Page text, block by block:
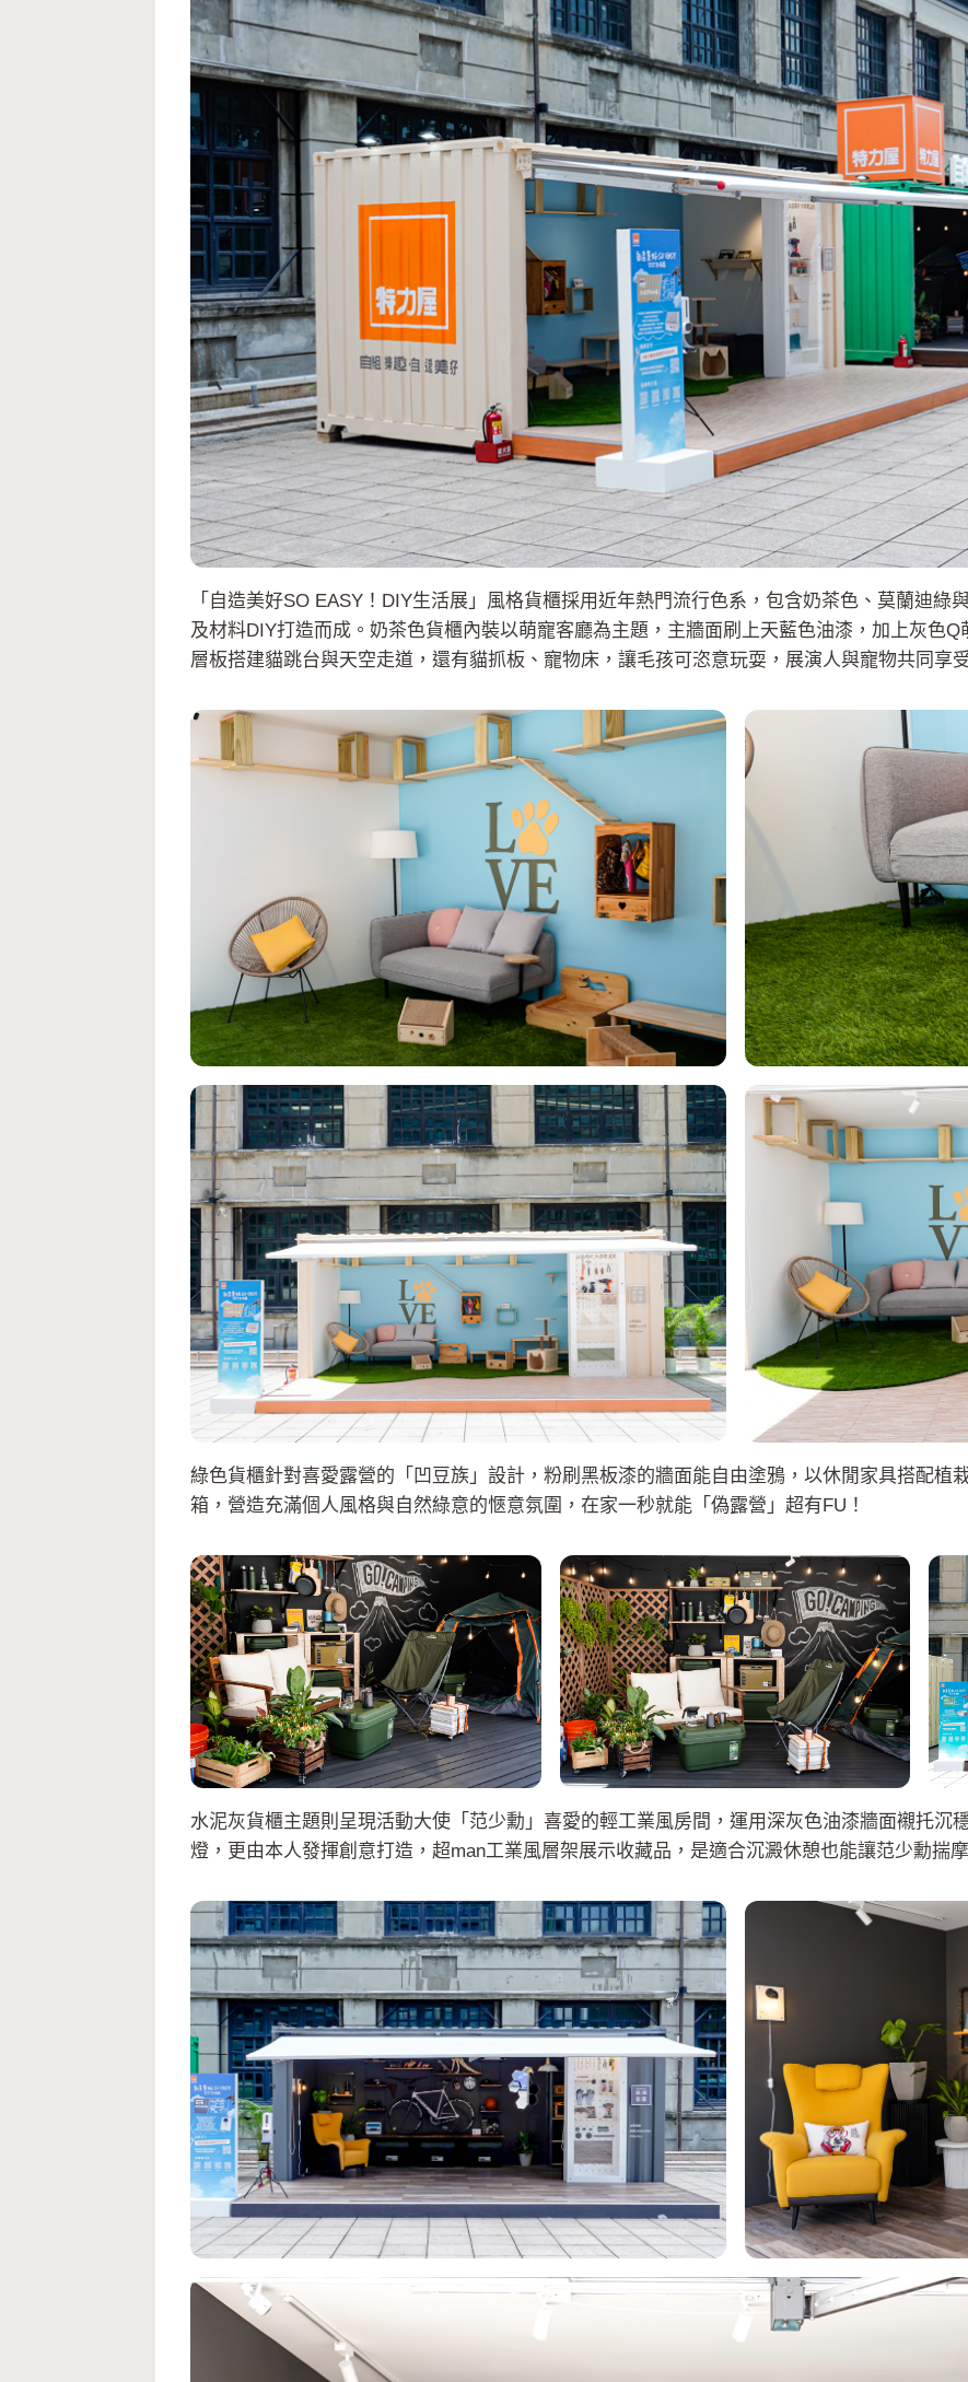
「自造美好SO EASY！DIY生活展」風格貨櫃採用近年熱門流行色系，包含奶茶色、莫蘭迪綠
及材料DIY打造而成。奶茶色貨櫃內裝以萌寵客廳為主題，主牆面刷上天藍色油漆，加上灰色
層板搭建貓跳台與天空走道，還有貓抓板、寵物床，讓毛孩可恣意玩耍，展演人與寵物共同享
綠色貨櫃針對喜愛露營的「凹豆族」設計，粉刷黑板漆的牆面能自由塗鴉，以休閒家具搭配植
箱，營造充滿個人風格與自然綠意的愜意氛圍，在家一秒就能「偽露營」超有FU！
水泥灰貨櫃主題則呈現活動大使「范少勳」喜愛的輕工業風房間，運用深灰色油漆牆面襯托沉
燈，更由本人發揮創意打造，超man工業風層架展示收藏品，是適合沉澱休憩也能讓范少勳揣